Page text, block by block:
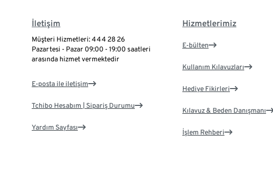
İletişim
Müşteri Hizmetleri: 444 28 26
Pazartesi - Pazar 09:00 - 19:00 saatleri
arasında hizmet vermektedir
E-posta ile iletişim
Tchibo Hesabım | Sipariş Durumu
Yardım Sayfası
Hizmetlerimiz
E-bülten
Kullanım Kılavuzları
Hediye Fikirleri
Kılavuz & Beden Danışmanı
İşlem Rehberi